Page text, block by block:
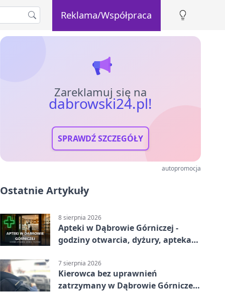
Reklama/Współpraca
Zareklamuj się na
dabrowski24.pl!
SPRAWDŹ SZCZEGÓŁY
autopromocja
Ostatnie Artykuły
8 sierpnia 2026
Apteki w Dąbrowie Górniczej -
godziny otwarcia, dyżury, apteka
7 sierpnia 2026
Kierowca bez uprawnień
zatrzymany w Dąbrowie Górniczej.